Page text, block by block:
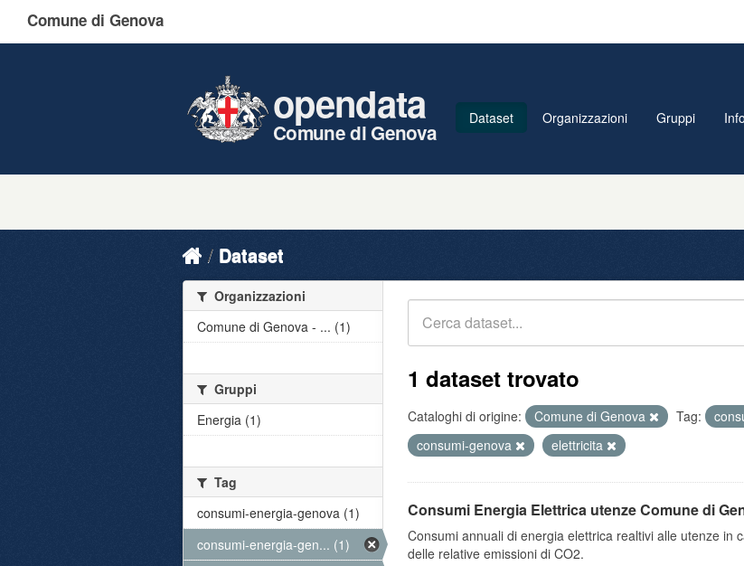
Comune di Genova
opendata
Comune di Genova
Dataset Organizzazioni Gruppi
Dataset
1 dataset trovato
Cataloghi di origine: Comune di Genova Tag:
consumi-genova
elettricita
Consumi Energia Elettrica utenze Comune di
Consumi annuali di energia elettrica realtivi alle utenze in
delle relative emissioni di CO2.
Organizzazioni
Comune di Genova - ... (1)
Gruppi
Energia (1)
Tag
consumi-energia-genova (1)
consumi-energia-gen... (1)